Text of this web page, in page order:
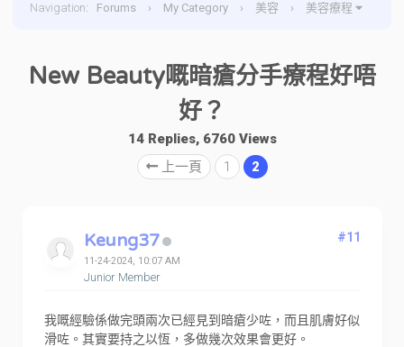
Navigation: Forums › My Category › 美容 › 美容療程
New Beauty嘅暗瘡分手療程好唔
好？
14 Replies, 6760 Views
上一頁
1 2
Keung37
11-24-2024, 10:07 AM
Junior Member
#11
我嘅經驗係做完頭兩次已經見到暗瘡少咗，而且肌膚好似
滑咗。其實要持之以恆，多做幾次效果會更好。